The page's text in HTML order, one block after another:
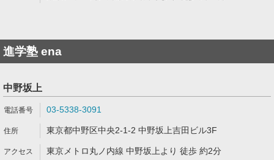
進学塾 ena
中野坂上
03-5338-3091
東京都中野区中央2-1-2 中野坂上吉田ビル3F
東京メトロ丸ノ内線 中野坂上より 徒歩 約2分